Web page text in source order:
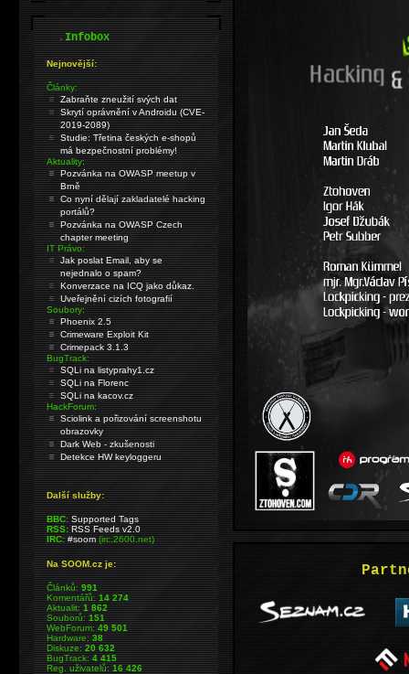
.Infobox
Nejnovější:
Články:
Zabraňte zneužití svých dat
Skrytí oprávnění v Androidu (CVE-
2019-2089)
Studie: Třetina českých e-shopů
má bezpečnostní problémy!
Aktuality:
Pozvánka na OWASP meetup v
Brně
Co nyní dělají zakladatelé hacking
portálů?
Pozvánka na OWASP Czech
chapter meeting
IT Právo:
Jak poslat Email, aby se
nejednalo o spam?
Konverzace na ICQ jako důkaz.
Uveřejnění cizích fotografií
Soubory:
Phoenix 2.5
Crimeware Exploit Kit
Crimepack 3.1.3
BugTrack:
SQLi na listyprahy1.cz
SQLi na Florenc
SQLi na kacov.cz
HackForum:
Sciolink a pořizování screenshotu
obrazovky
Dark Web - zkušenosti
Detekce HW keyloggeru
Další služby:
BBC: Supported Tags
RSS: RSS Feeds v2.0
IRC: #soom(irc.2600.net)
Na SOOM.cz je:
Článků:991
Komentářů:14 274
Aktualit:1 862
Souborů:151
WebForum:49 501
Hardware:38
Diskuze:20 632
BugTrack:4 415
Reg. uživatelů:16 426